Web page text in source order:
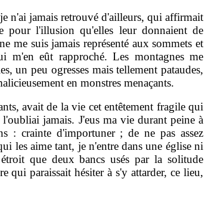
n'ai jamais retrouvé d'ailleurs, qui affirmait
pour l'illusion qu'elles leur donnaient de
me suis jamais représenté aux sommets et
m'en eût rapproché. Les montagnes me
un peu ogresses mais tellement pataudes,
en monstres menaçants.
avait de la vie cet entêtement fragile qui
jamais. J'eus ma vie durant peine à
: crainte d'importuner ; de ne pas assez
les aime tant, je n'entre dans une église ni
que deux bancs usés par la solitude
qui paraissait hésiter à s'y attarder, ce lieu,